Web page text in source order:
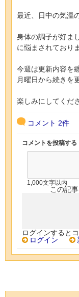
最近、日中の気温
身体の調子が好ま
に悩まされており
今週は更新内容を
月曜日から続きを
楽しみにしてくだ
コメント 2件
コメントを投稿する
1,000文字以内
この記
ログインすると
ログイン